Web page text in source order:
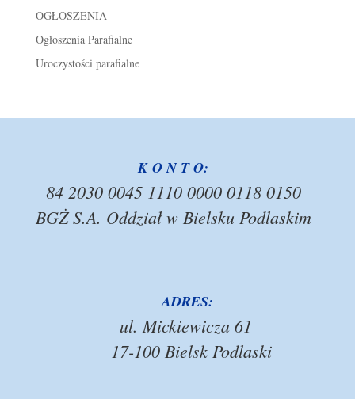
OGŁOSZENIA
Ogłoszenia Parafialne
Uroczystości parafialne
K O N T O:
84 2030 0045 1110 0000 0118 0150
BGŻ S.A. Oddział w Bielsku Podlaskim
ADRES:
ul. Mickiewicza 61
17-100 Bielsk Podlaski